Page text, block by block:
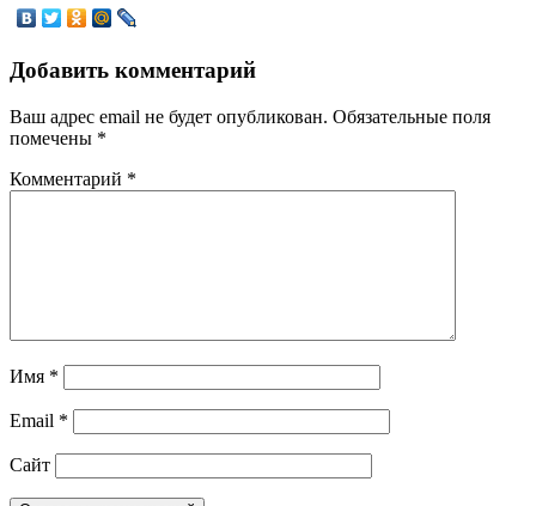
Добавить комментарий
Ваш адрес email не будет опубликован. Обязательные поля
помечены *
Комментарий *
Имя *
Email *
Сайт